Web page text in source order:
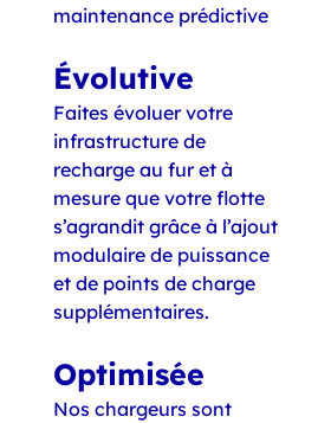
maintenance prédictive
Évolutive
Faites évoluer votre
infrastructure de
recharge au fur et à
mesure que votre flotte
s’agrandit grâce à l’ajout
modulaire de puissance
et de points de charge
supplémentaires.
Optimisée
Nos chargeurs sont